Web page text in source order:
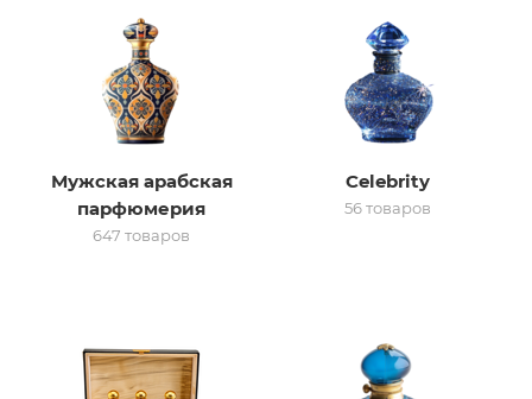
сертификат
Мужская арабская
парфюмерия
647 товаров
Celebrity
56 товаров